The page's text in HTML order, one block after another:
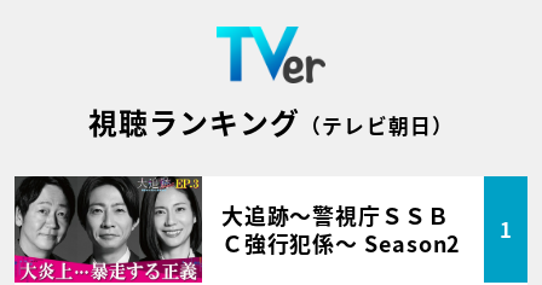
視聴ランキング （テレビ朝日）
大追跡～警視庁ＳＳＢ
Ｃ強行犯係～ Season2
1